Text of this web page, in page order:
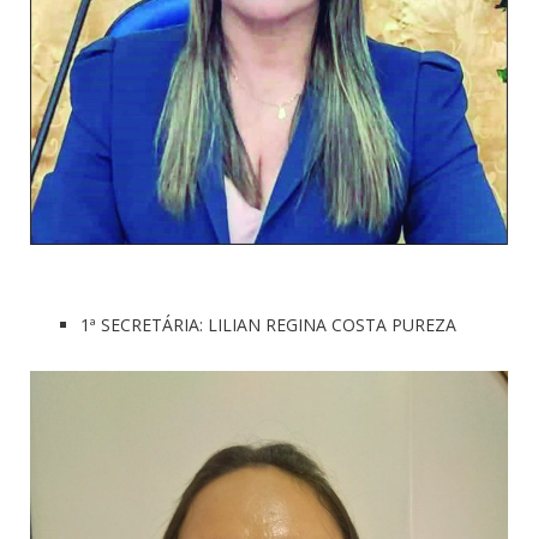
1ª SECRETÁRIA: LILIAN REGINA COSTA PUREZA